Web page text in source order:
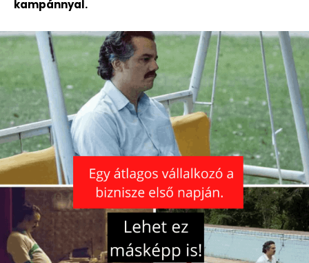
kampánnyal.